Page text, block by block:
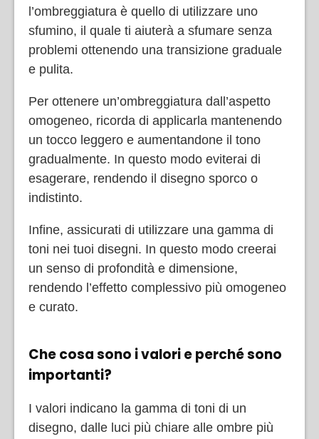
l’ombreggiatura è quello di utilizzare uno
sfumino, il quale ti aiuterà a sfumare senza
problemi ottenendo una transizione graduale
e pulita.
Per ottenere un’ombreggiatura dall’aspetto
omogeneo, ricorda di applicarla mantenendo
un tocco leggero e aumentandone il tono
gradualmente. In questo modo eviterai di
esagerare, rendendo il disegno sporco o
indistinto.
Infine, assicurati di utilizzare una gamma di
toni nei tuoi disegni. In questo modo creerai
un senso di profondità e dimensione,
rendendo l’effetto complessivo più omogeneo
e curato.
Che cosa sono i valori e perché sono
importanti?
I valori indicano la gamma di toni di un
disegno, dalle luci più chiare alle ombre più